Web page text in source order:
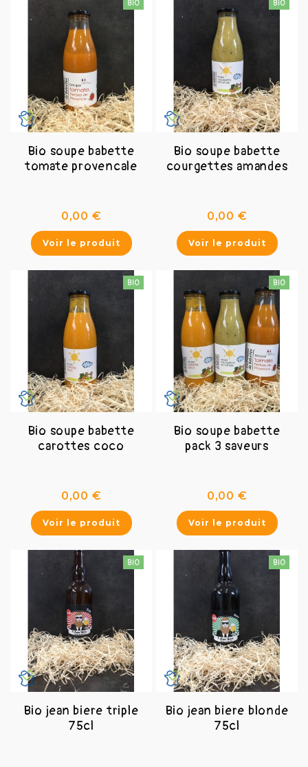
Bio soupe babette
tomate provencale
0,00 €Prix
Voir le produit
Bio soupe babette
courgettes amandes
0,00 €Prix
Voir le produit
Bio soupe babette
carottes coco
0,00 €Prix
Voir le produit
Bio soupe babette
pack 3 saveurs
0,00 €Prix
Voir le produit
Bio jean biere triple
75cl
Bio jean biere blonde
75cl